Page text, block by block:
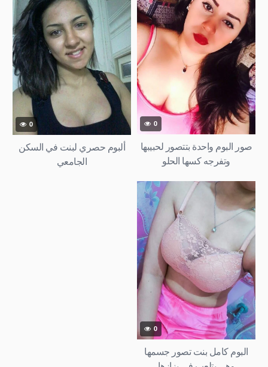
0
ألبوم حصري لبنت في السكن
الجامعي
0
صور البوم واحدة بتتصور لحبيبها
وتفرجه كسها الحلو
0
البوم كامل بنت تصور جسمها